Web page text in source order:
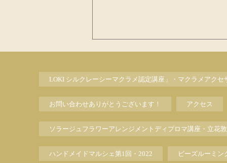
LOKI シルクレーシーマクラメ認定講座」・マクラメアクセ
お問い合わせありがとうございます！ アクセス
ソラージュフラワーアレンジメントディプロマ講座・立花
ハンドメイドマルシェ第1回・2022 ビーズルーミン